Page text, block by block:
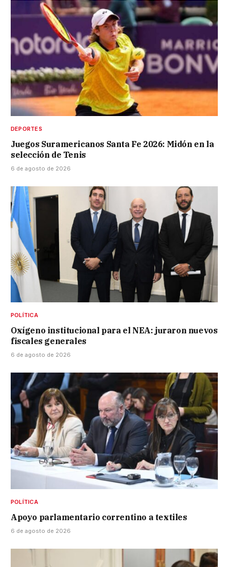
DEPORTES
Juegos Suramericanos Santa Fe 2026: Midón en la
selección de Tenis
6 de agosto de 2026
POLÍTICA
Oxígeno institucional para el NEA: juraron nuevos
fiscales generales
6 de agosto de 2026
POLÍTICA
Apoyo parlamentario correntino a textiles
6 de agosto de 2026